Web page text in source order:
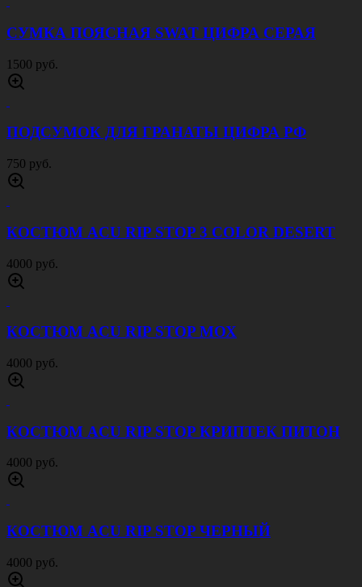
КОСТЮМ ACU RIP STOP ЧЕРНЫЙ
4000 руб.
БЕЙСБОЛКА ВЕЛКРО ЦИФРА ПЕСОК
650 руб.
КУРТКА ЗИМНЯЯ ВИХРЬ МУЛЬТИКАМ
8000 руб.
ПЕРЧАТКИ ТАКТИЧЕСКИЕ
ВЛАГОЗАЩИЩЕННЫЕ WINDPROOF
ЧЕРНЫЕ
1600 руб.
КОСТЮМ ACU RIP STOP ЦИФРА ПЕСОК
4000 руб.
СУМКА НАПЛЕЧНАЯ DIWU ЧЕРНАЯ